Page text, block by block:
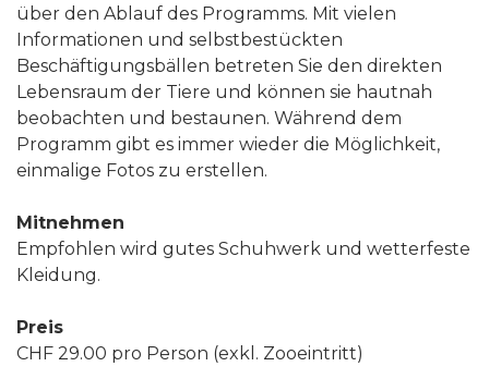
über den Ablauf des Programms. Mit vielen
Informationen und selbstbestückten
Beschäftigungsbällen betreten Sie den direkten
Lebensraum der Tiere und können sie hautnah
beobachten und bestaunen. Während dem
Programm gibt es immer wieder die Möglichkeit,
einmalige Fotos zu erstellen.
Mitnehmen
Empfohlen wird gutes Schuhwerk und wetterfeste
Kleidung.
Preis
CHF 29.00 pro Person (exkl. Zooeintritt)